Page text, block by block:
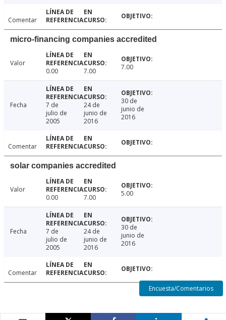
Comentar
micro-financing companies accredited
Valor
0.00
7.00 7.00
Fecha
7 de
julio de
2005
24 de
junio de
2016
30 de
junio de
2016
Comentar
solar companies accredited
Valor
0.00
7.00 5.00
Fecha
7 de
julio de
2005
24 de
junio de
2016
30 de
junio de
2016
Comentar
Encuesta/Comentarios